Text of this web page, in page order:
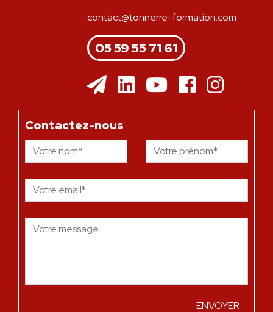
contact@tonnerre-formation.com
05 59 55 71 61
Contactez-nous